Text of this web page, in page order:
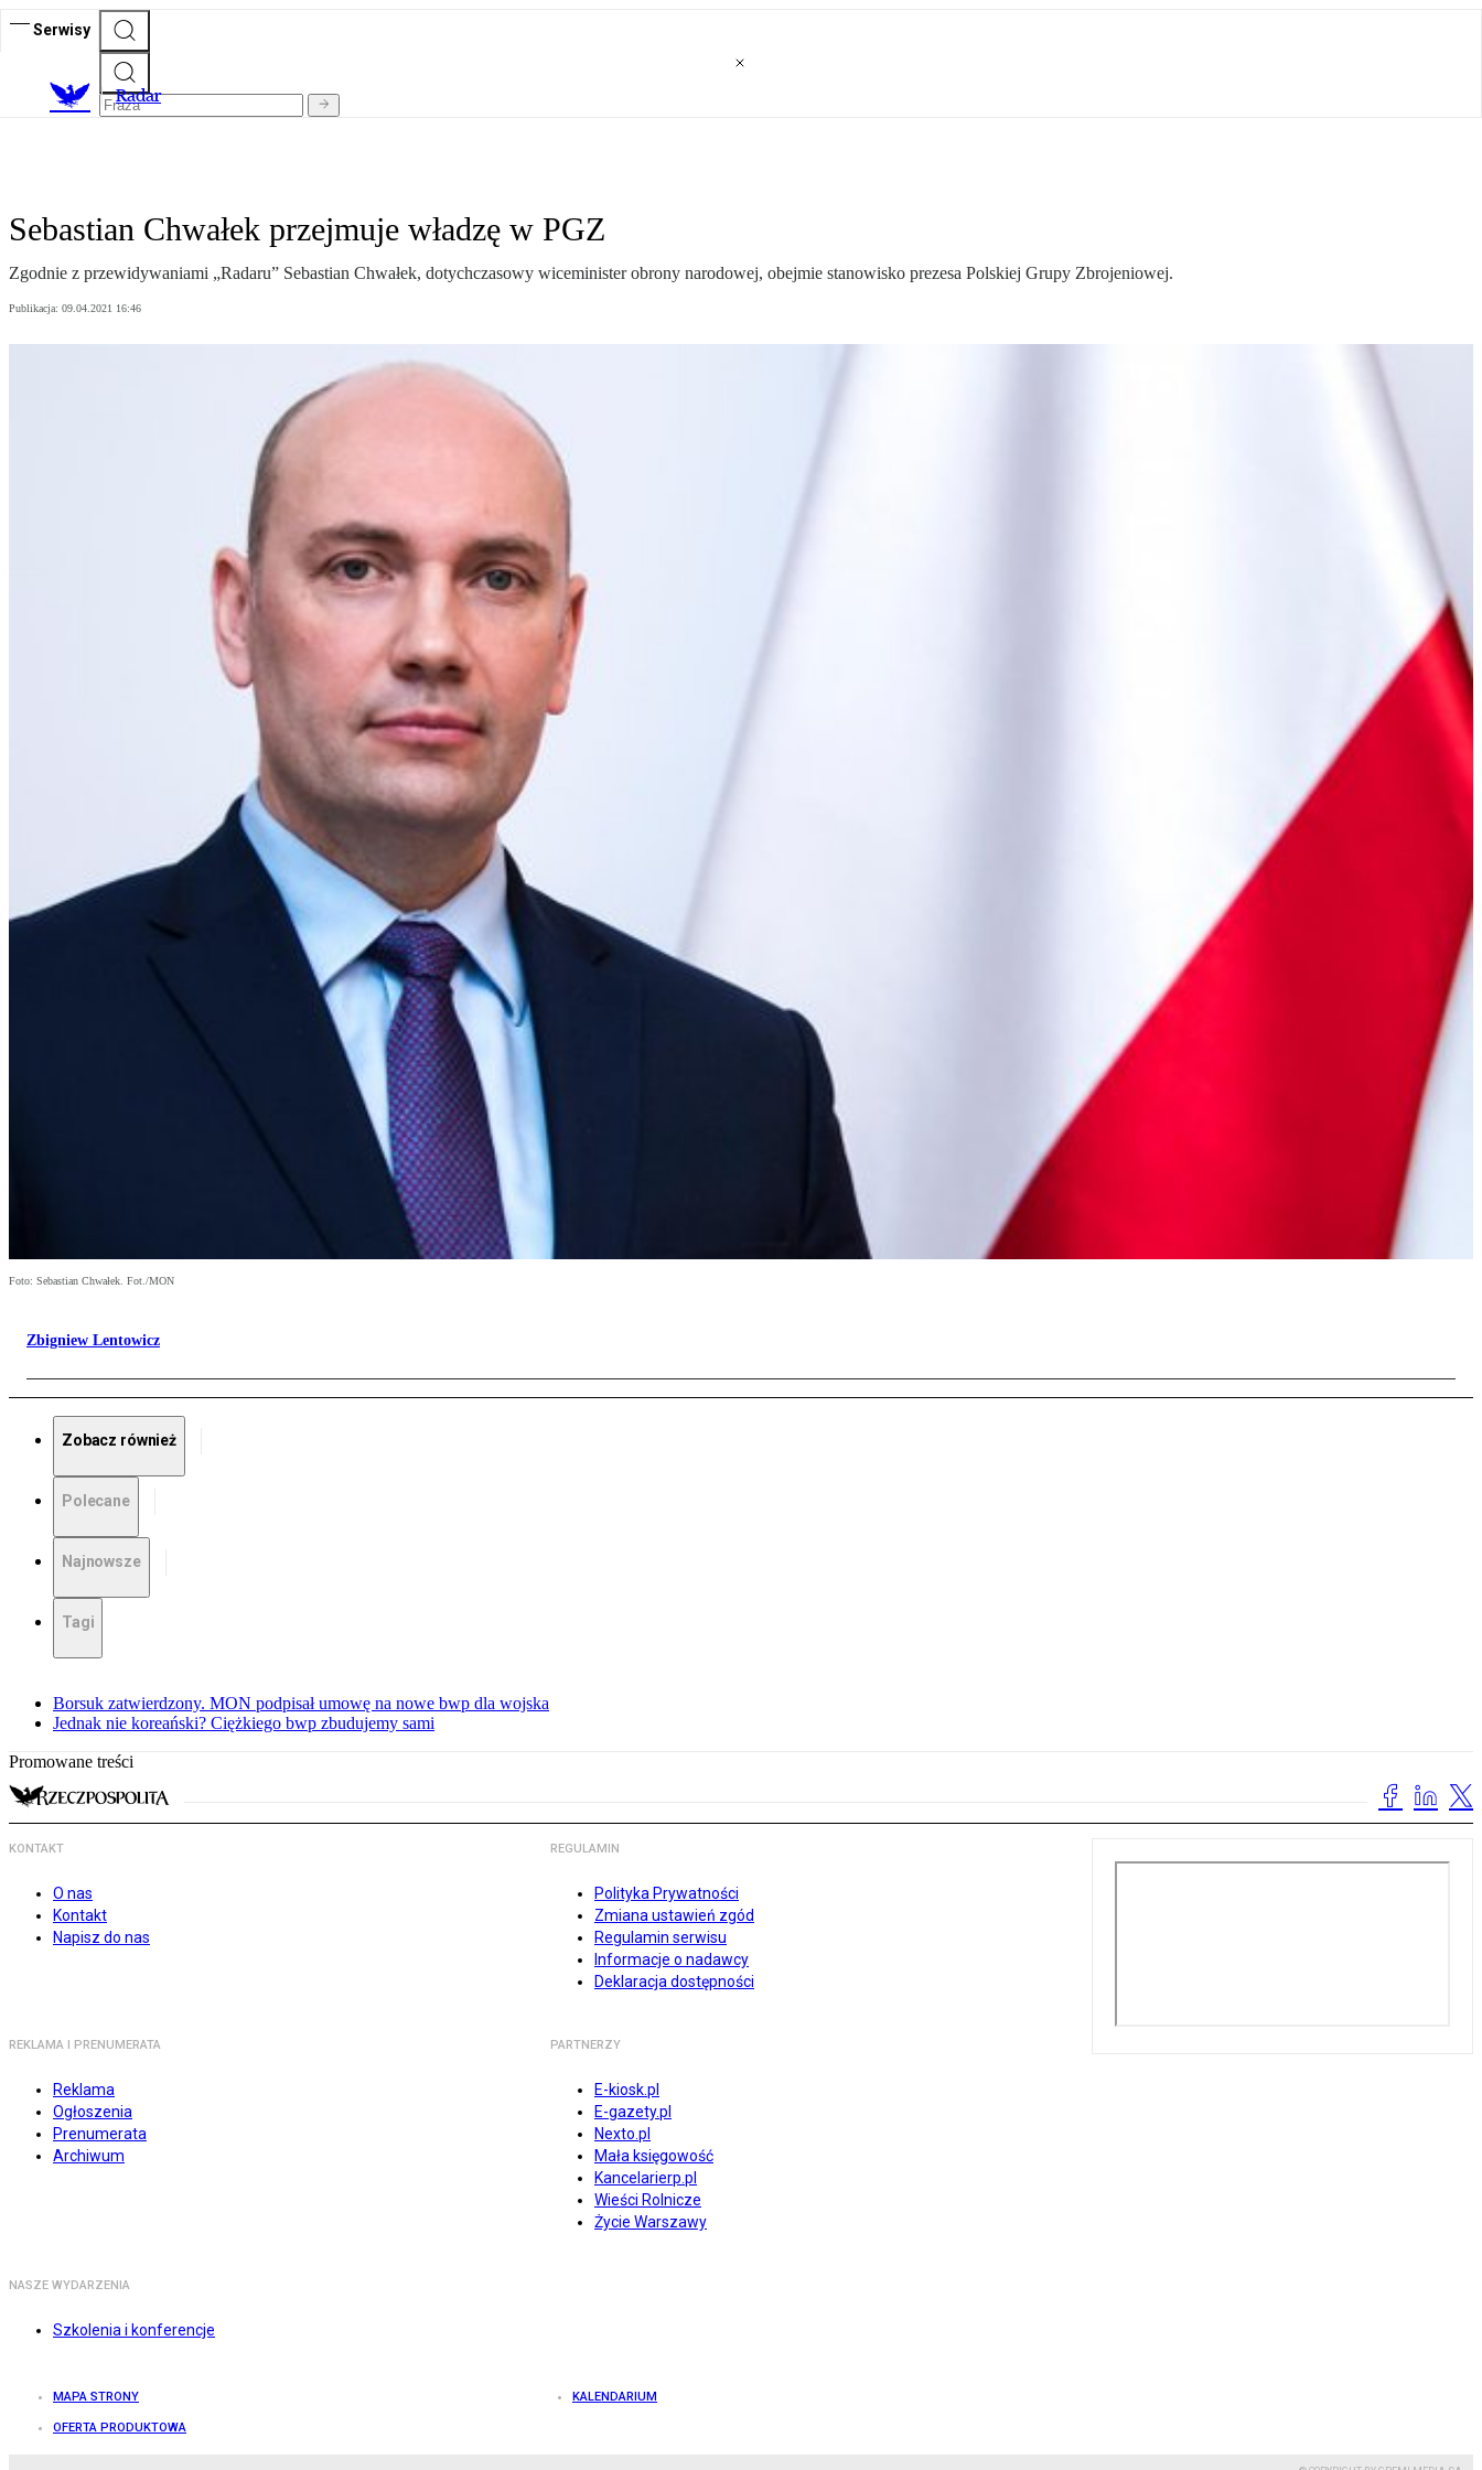
Serwisy
Radar
Sebastian Chwałek przejmuje władzę w PGZ
Zgodnie z przewidywaniami „Radaru” Sebastian Chwałek, dotychczasowy wiceminister obrony narodowej, obejmie stanowisko prezesa Polskiej Grupy Zbrojeniowej.
Publikacja: 09.04.2021 16:46
Foto: Sebastian Chwałek. Fot./MON
Zbigniew Lentowicz
Zobacz również
Polecane
Najnowsze
Tagi
Borsuk zatwierdzony. MON podpisał umowę na nowe bwp dla wojska
Jednak nie koreański? Ciężkiego bwp zbudujemy sami
Promowane treści
KONTAKT
O nas
Kontakt
Napisz do nas
REGULAMIN
Polityka Prywatności
Zmiana ustawień zgód
Regulamin serwisu
Informacje o nadawcy
Deklaracja dostępności
REKLAMA I PRENUMERATA
Reklama
Ogłoszenia
Prenumerata
Archiwum
PARTNERZY
E-kiosk.pl
E-gazety.pl
Nexto.pl
Mała księgowość
Kancelarierp.pl
Wieści Rolnicze
Życie Warszawy
NASZE WYDARZENIA
Szkolenia i konferencje
MAPA STRONY KALENDARIUM
OFERTA PRODUKTOWA